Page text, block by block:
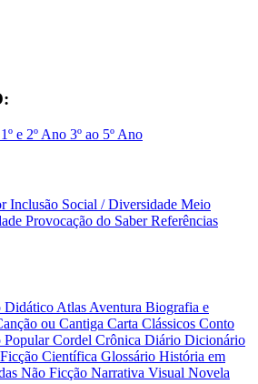
1º e 2º Ano 3º ao 5º Ano
Inclusão Social / Diversidade Meio
Provocação do SaberReferências
DidáticoAtlasAventura Biografia e
ou Cantiga Carta Clássicos Conto
PopularCordel Crônica Diário Dicionário
Ficção Científica Glossário História em
Não Ficção Narrativa Visual Novela